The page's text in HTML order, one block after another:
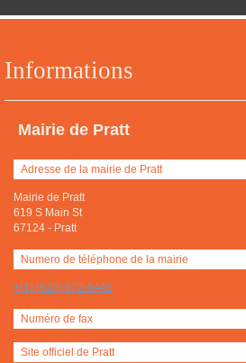
Informations
Mairie de Pratt
Adresse de la mairie de Pratt
Mairie de Pratt
619 S Main St
67124 - Pratt
Numero de téléphone de la mairie
+(1) (620) 672-6446
Numéro de fax
Site officiel de Pratt